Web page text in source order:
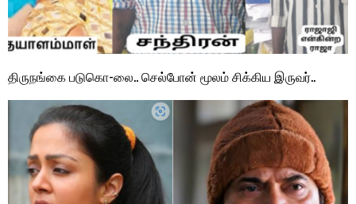
திருநங்கை படுகொ-லை.. செல்போன் மூலம் சிக்கிய இருவர்..